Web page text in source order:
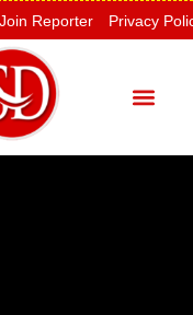
Join Reporter Privacy